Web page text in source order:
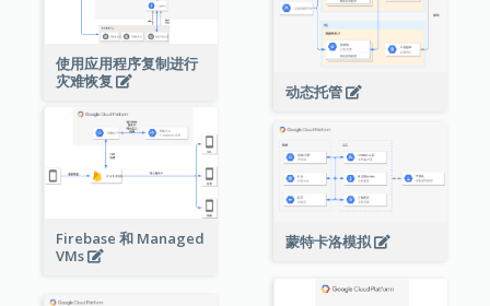
使用应用程序复制进行
灾难恢复
动态托管
Firebase 和 Managed
VMs
蒙特卡洛模拟